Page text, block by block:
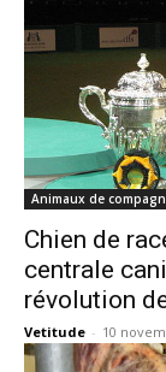
Animaux de
Chien de
centrale
révolution
Vetitude - 10